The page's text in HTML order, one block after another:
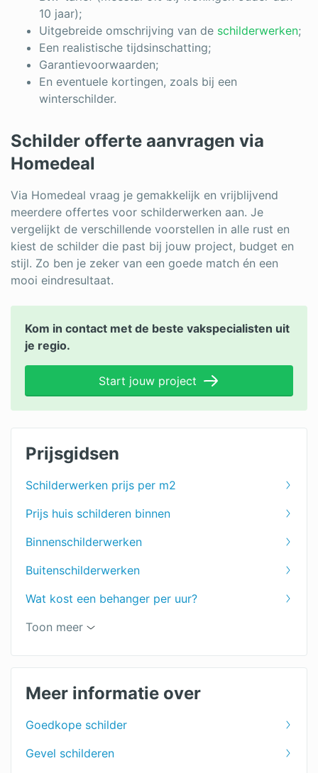
10 jaar);
Uitgebreide omschrijving van de schilderwerken;
Een realistische tijdsinschatting;
Garantievoorwaarden;
En eventuele kortingen, zoals bij een
winterschilder.
Schilder offerte aanvragen via
Homedeal
Via Homedeal vraag je gemakkelijk en vrijblijvend
meerdere offertes voor schilderwerken aan. Je
vergelijkt de verschillende voorstellen in alle rust en
kiest de schilder die past bij jouw project, budget en
stijl. Zo ben je zeker van een goede match én een
mooi eindresultaat.
Kom in contact met de beste vakspecialisten uit
je regio.
Start jouw project
Prijsgidsen
Schilderwerken prijs per m2
Prijs huis schilderen binnen
Binnenschilderwerken
Buitenschilderwerken
Wat kost een behanger per uur?
Woonkamer schilderen
Plafond schilderen
Deuren schilderen
Toon meer
Meer informatie over
Goedkope schilder
Gevel schilderen